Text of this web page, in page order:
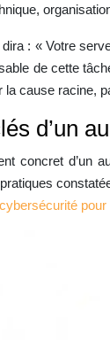
: « Votre
de cette
la cause racine,
d’un
concret d’un
pour